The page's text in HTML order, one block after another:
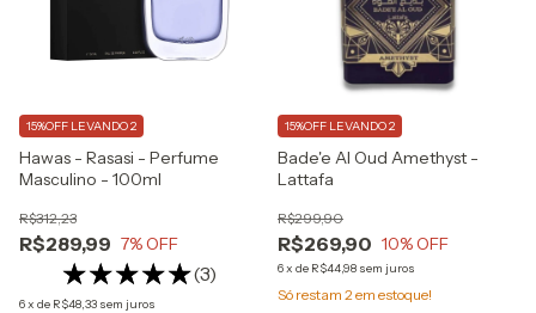
Hawas - Rasasi - Perfume
Masculino - 100ml
R$289,99
R$312,23
7% OFF
(3)
6x de R$48,33 sem juros
15%OFF LEVANDO 2
Bade'e Al Oud Amethyst -
Lattafa
R$269,90
R$299,90
10% OFF
6x de R$44,98 sem juros
15%OFF LEVANDO 2
Só restam 2em estoque!